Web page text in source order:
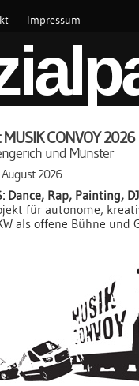
Impressum
CONVOY 2026
und Münster
August 2026
Dance, Rap, Painting,
für autonome,
als offene Bühne und